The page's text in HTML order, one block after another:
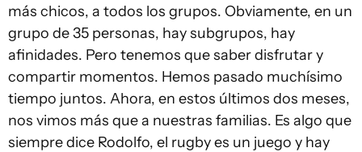
más chicos, a todos los grupos. Obviamente, en un
grupo de 35 personas, hay subgrupos, hay
afinidades. Pero tenemos que saber disfrutar y
compartir momentos. Hemos pasado muchísimo
tiempo juntos. Ahora, en estos últimos dos meses,
nos vimos más que a nuestras familias. Es algo que
siempre dice Rodolfo, el rugby es un juego y hay